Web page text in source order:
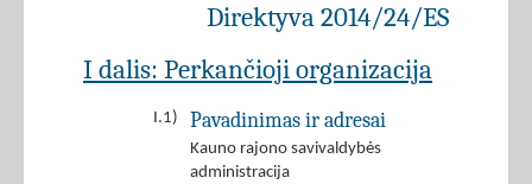
Direktyva 2014/24/ES
I dalis: Perkančioji organizacija
I.1) Pavadinimas ir adresai
Kauno rajono savivaldybės
administracija